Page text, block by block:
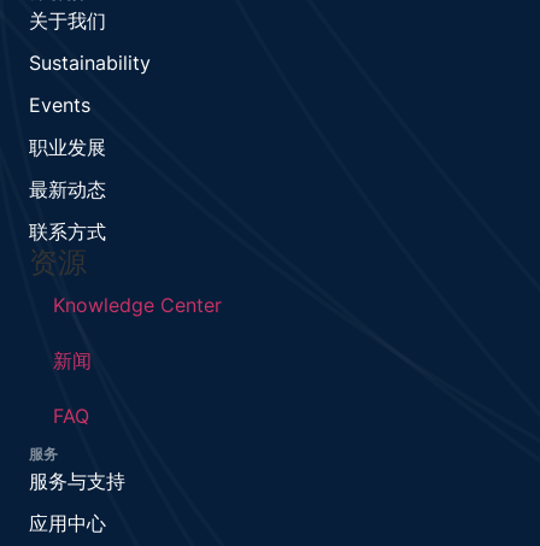
关于我们
Sustainability
Events
职业发展
最新动态
联系方式
资源
Knowledge Center
新闻
FAQ
服务
服务与支持
应用中心